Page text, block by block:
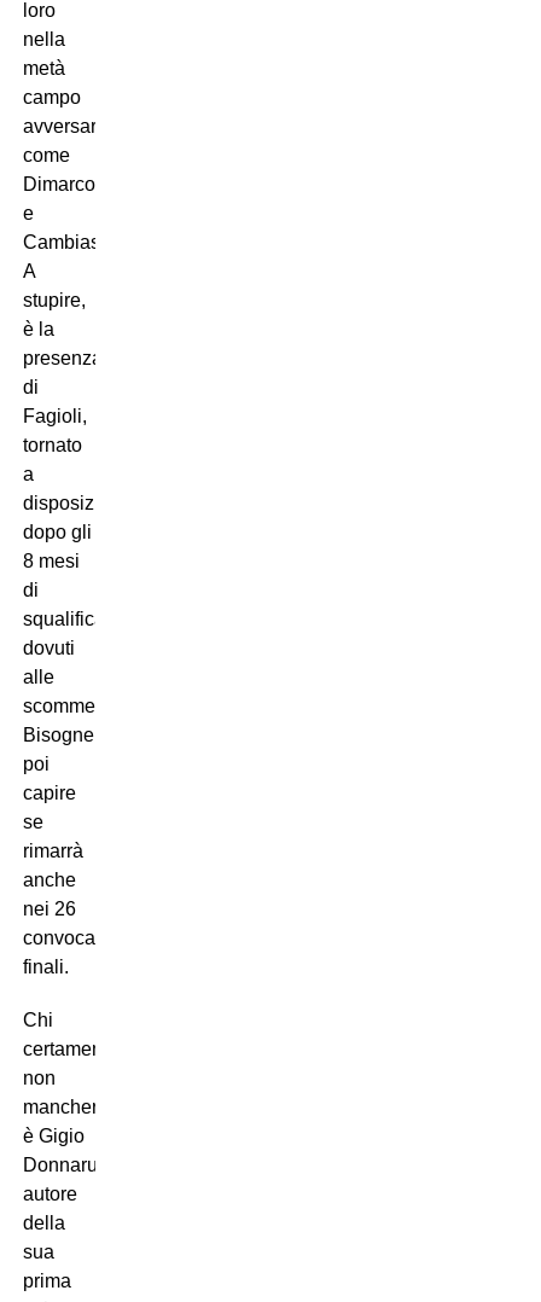
loro
nella
metà
campo
avversaria
come
Dimarco
e
Cambiaso.
A
stupire,
è la
presenza
di
Fagioli,
tornato
a
disposizione
dopo gli
8 mesi
di
squalifica
dovuti
alle
scommesse.
Bisognerà
poi
capire
se
rimarrà
anche
nei 26
convocati
finali.
Chi
certamente
non
mancherà
è Gigio
Donnarumma,
autore
della
sua
prima